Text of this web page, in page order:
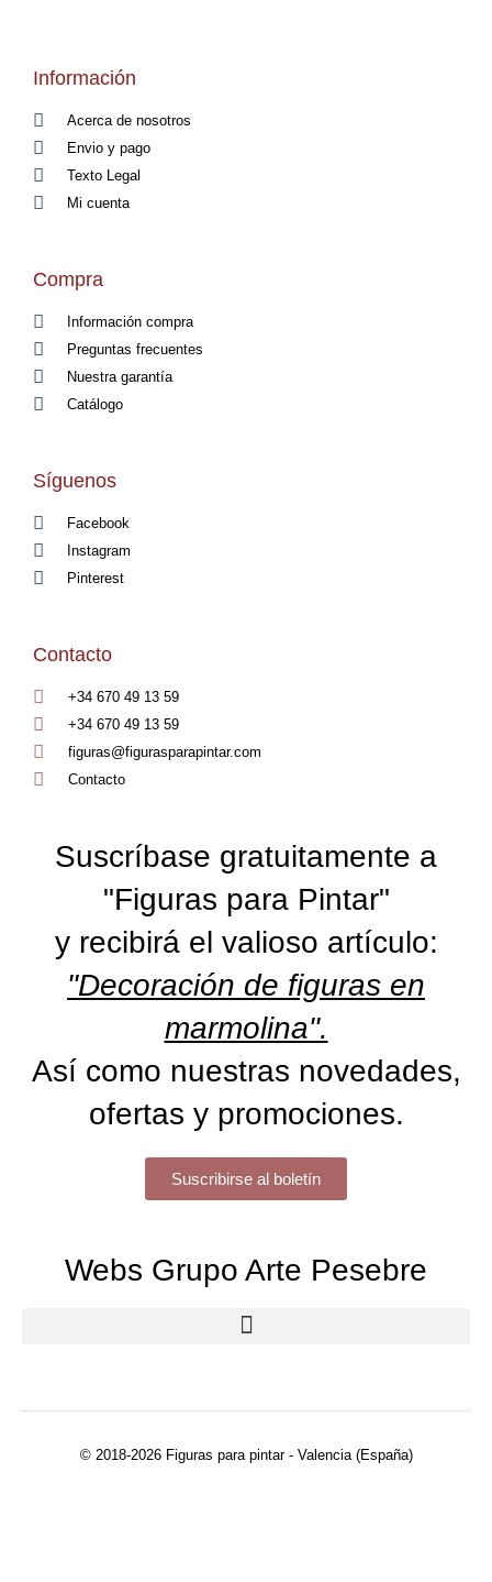
Información
Acerca de nosotros
Envio y pago
Texto Legal
Mi cuenta
Compra
Información compra
Preguntas frecuentes
Nuestra garantía
Catálogo
Síguenos
Facebook
Instagram
Pinterest
Contacto
+34 670 49 13 59
+34 670 49 13 59
figuras@figurasparapintar.com
Contacto
Suscríbase gratuitamente a
"Figuras para Pintar"
y recibirá el valioso artículo:
"Decoración de figuras en
marmolina".
Así como nuestras novedades,
ofertas y promociones.
Suscribirse al boletín
Webs Grupo Arte Pesebre
© 2018-2026 Figuras para pintar - Valencia (España)